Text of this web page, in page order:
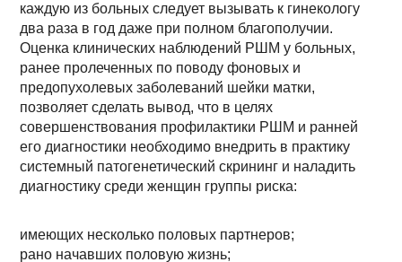
каждую из больных следует вызывать к гинекологу
два раза в год даже при полном благополучии.
Оценка клинических наблюдений РШМ у больных,
ранее пролеченных по поводу фоновых и
предопухолевых заболеваний шейки матки,
позволяет сделать вывод, что в целях
совершенствования профилактики РШМ и ранней
его диагностики необходимо внедрить в практику
системный патогенетический скрининг и наладить
диагностику среди женщин группы риска:
имеющих несколько половых партнеров;
рано начавших половую жизнь;